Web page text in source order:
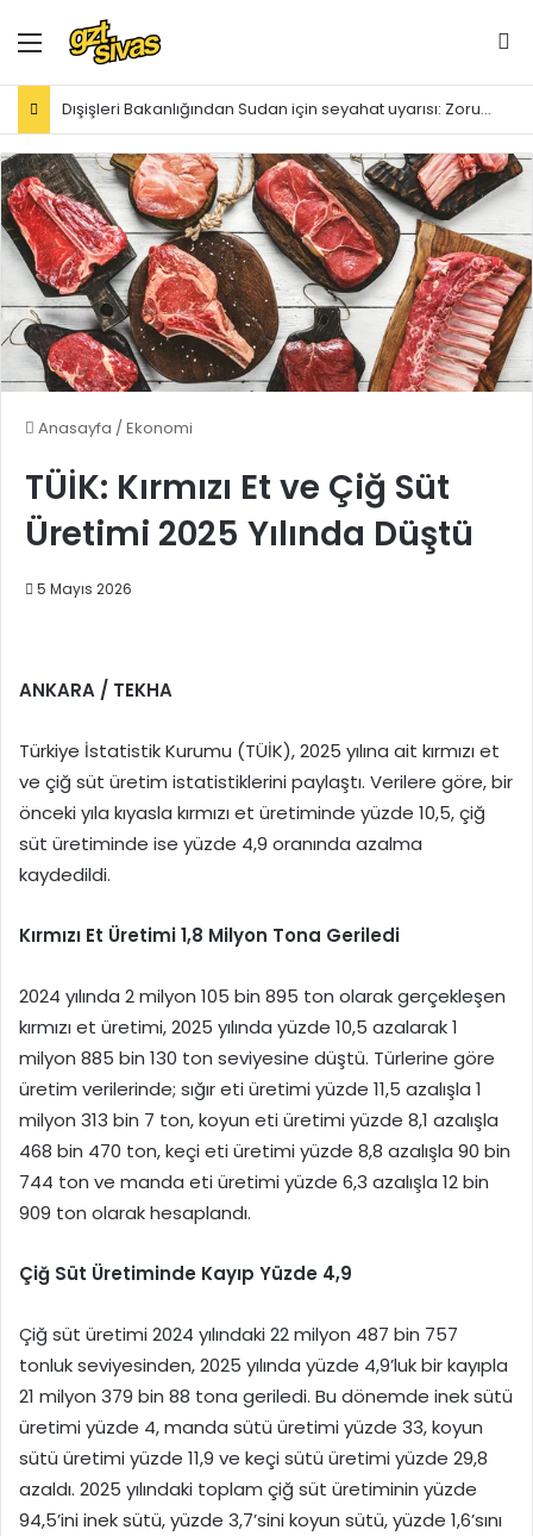
Menü
Dışişleri Bakanlığından Sudan için seyahat uyarısı: Zorunlu değilse gitmeyin
Anasayfa /Ekonomi
TÜİK: Kırmızı Et ve Çiğ Süt
Üretimi 2025 Yılında Düştü
5 Mayıs 2026
ANKARA / TEKHA
Türkiye İstatistik Kurumu (TÜİK), 2025 yılına ait kırmızı et
ve çiğ süt üretim istatistiklerini paylaştı. Verilere göre, bir
önceki yıla kıyasla kırmızı et üretiminde yüzde 10,5, çiğ
süt üretiminde ise yüzde 4,9 oranında azalma
kaydedildi.
Kırmızı Et Üretimi 1,8 Milyon Tona Geriledi
2024 yılında 2 milyon 105 bin 895 ton olarak gerçekleşen
kırmızı et üretimi, 2025 yılında yüzde 10,5 azalarak 1
milyon 885 bin 130 ton seviyesine düştü. Türlerine göre
üretim verilerinde; sığır eti üretimi yüzde 11,5 azalışla 1
milyon 313 bin 7 ton, koyun eti üretimi yüzde 8,1 azalışla
468 bin 470 ton, keçi eti üretimi yüzde 8,8 azalışla 90 bin
744 ton ve manda eti üretimi yüzde 6,3 azalışla 12 bin
909 ton olarak hesaplandı.
Çiğ Süt Üretiminde Kayıp Yüzde 4,9
Çiğ süt üretimi 2024 yılındaki 22 milyon 487 bin 757
tonluk seviyesinden, 2025 yılında yüzde 4,9’luk bir kayıpla
21 milyon 379 bin 88 tona geriledi. Bu dönemde inek sütü
üretimi yüzde 4, manda sütü üretimi yüzde 33, koyun
sütü üretimi yüzde 11,9 ve keçi sütü üretimi yüzde 29,8
azaldı. 2025 yılındaki toplam çiğ süt üretiminin yüzde
94,5’ini inek sütü, yüzde 3,7’sini koyun sütü, yüzde 1,6’sını